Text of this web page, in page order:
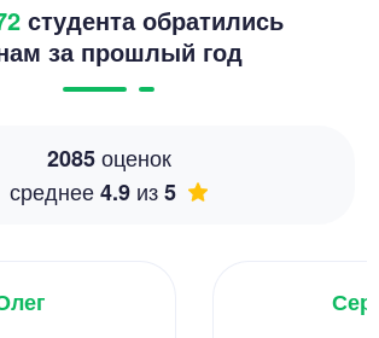
студента обратились
за прошлый год
2085оценок
среднее4.9 из5